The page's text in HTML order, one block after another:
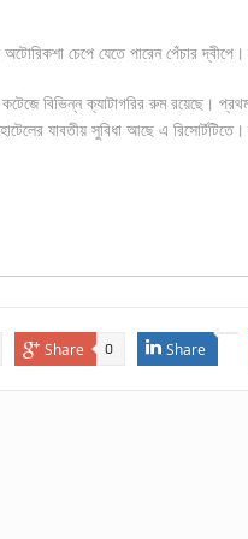
অটোরিকশা চেপে যেতে পারেন পেঁচার
বিভিন্ন ক্যাটাগরির রুম রয়েছে।
যাবতীয় সুবিধা আছে এ
Share 0 Share